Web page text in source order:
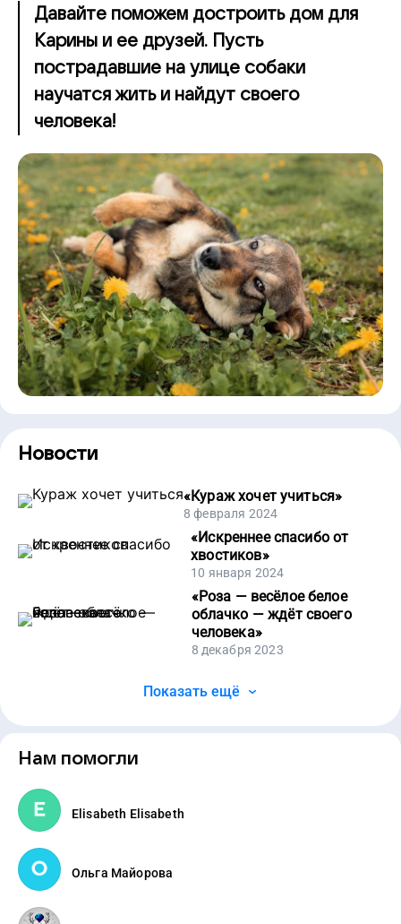
Давайте поможем достроить дом для
Карины и ее друзей. Пусть
пострадавшие на улице собаки
научатся жить и найдут своего
человека!
Новости
«Кураж хочет учиться»
8 февраля 2024
«Искреннее спасибо от
хвостиков»
10 января 2024
«Роза — весёлое белое
облачко — ждёт своего
человека»
8 декабря 2023
Показать ещё
Нам помогли
Elisabeth Elisabeth
Ольга Майорова